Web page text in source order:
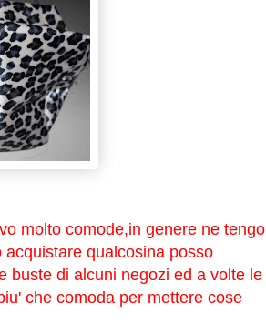
molto comode,in genere ne tengo
qualcosina posso
buste di alcuni negozi ed a volte le
che comoda per mettere cose